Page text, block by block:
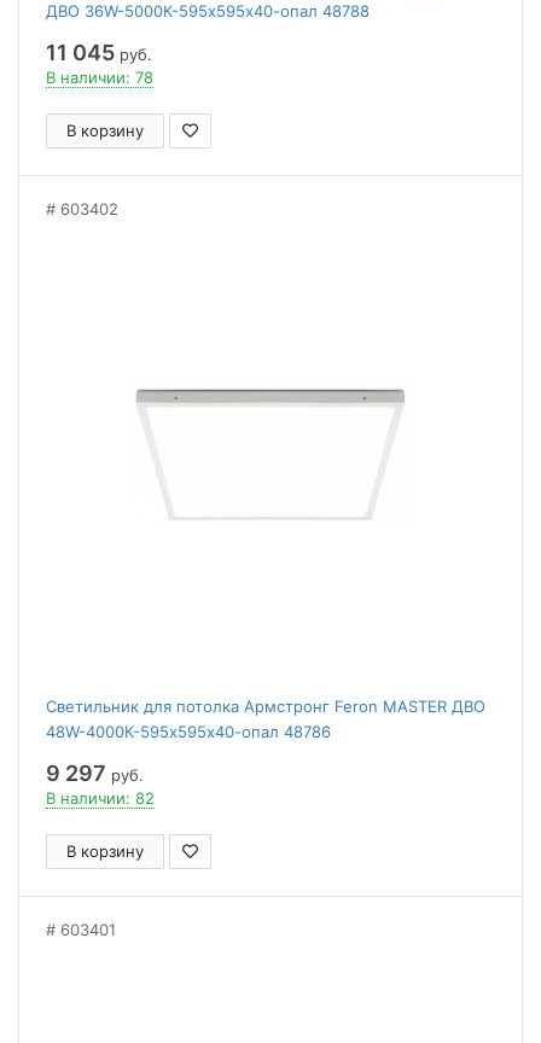
ДВО 36W-5000К-595х595х40-опал 48788
11 045 руб.
В наличии: 78
В корзину
603402
Светильник для потолка Армстронг Feron MASTER ДВО
48W-4000К-595х595х40-опал 48786
9 297 руб.
В наличии: 82
В корзину
603401